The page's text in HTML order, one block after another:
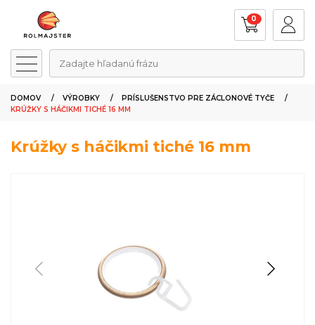
Zadajte hľadanú frázu
0
DOMOV VÝROBKY
PRÍSLUŠENSTVO PRE ZÁCLONOVÉ TYČE
KRÚŽKY S HÁČIKMI TICHÉ 16 MM
Krúžky s háčikmi tiché 16 mm